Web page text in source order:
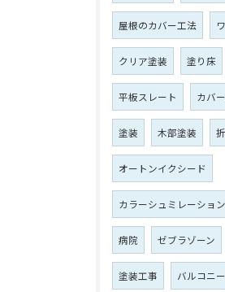
屋根のカバー工法
クリア塗装 塗り床
平板スレート カバ
塗装 木部塗装
オートンイクシード
カラーシュミレーション
病院 ゼブラゾーン
塗装工事 バルコニー